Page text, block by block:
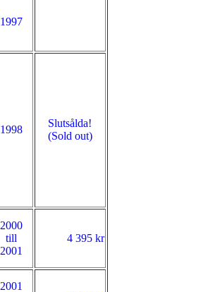
1997
1998
Slutsålda!
(Sold out)
2000
till
2001
4 395 kr
2001